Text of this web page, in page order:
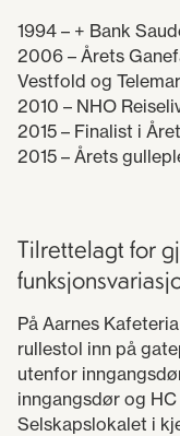
1994 – + Bank
2006 – Årets
Vestfold og
2010 – NHO
2015 – Finalist i
2015 – Årets
Tilrettelagt for
På Aarnes
rullestol inn på
utenfor
inngangsdør og
Selskapslokalet i